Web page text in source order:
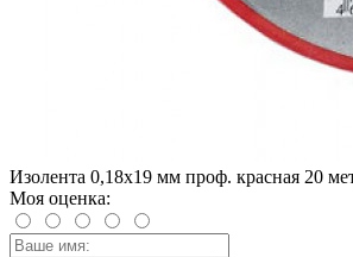
Изолента 0,18х19 мм проф. красная 20
Моя оценка: